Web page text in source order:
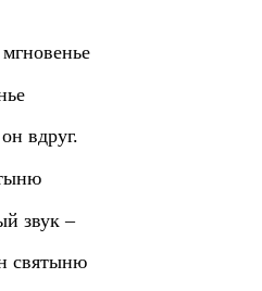
вдруг.
звук –
святыню